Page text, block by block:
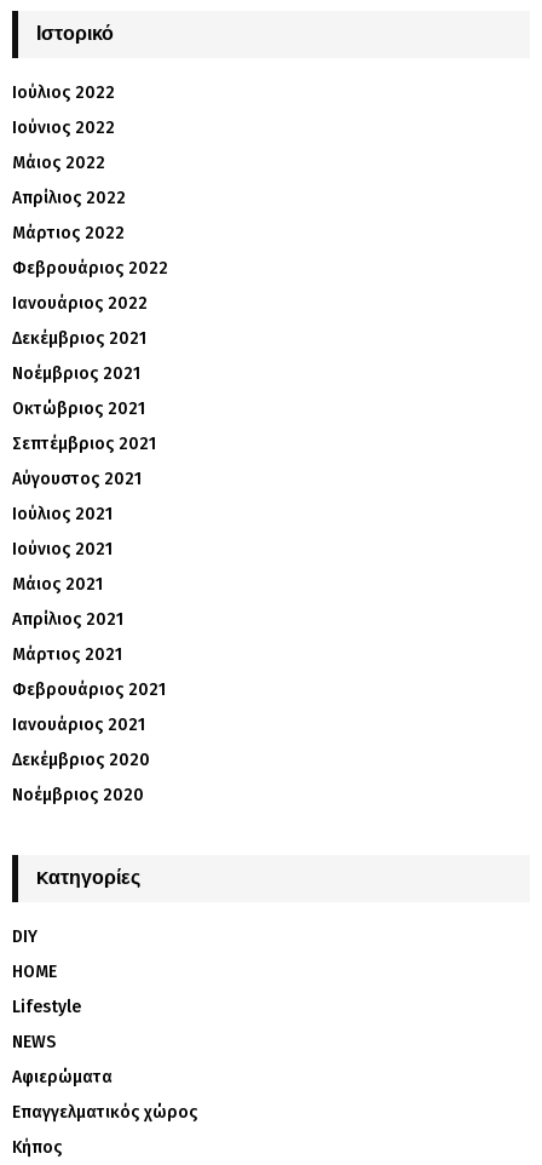
Ιστορικό
Ιούλιος 2022
Ιούνιος 2022
Μάιος 2022
Απρίλιος 2022
Μάρτιος 2022
Φεβρουάριος 2022
Ιανουάριος 2022
Δεκέμβριος 2021
Νοέμβριος 2021
Οκτώβριος 2021
Σεπτέμβριος 2021
Αύγουστος 2021
Ιούλιος 2021
Ιούνιος 2021
Μάιος 2021
Απρίλιος 2021
Μάρτιος 2021
Φεβρουάριος 2021
Ιανουάριος 2021
Δεκέμβριος 2020
Νοέμβριος 2020
Kατηγορίες
DIY
HOME
Lifestyle
NEWS
Αφιερώματα
Επαγγελματικός χώρος
Κήπος